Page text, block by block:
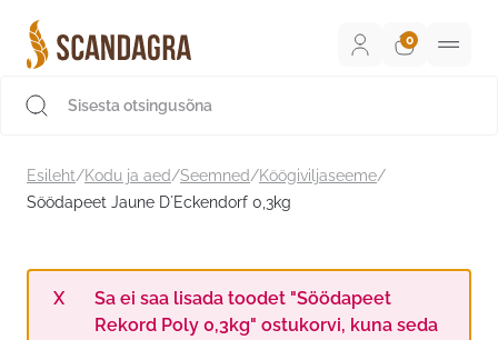
sisu
juurde
Esileht/Kodu ja aed/Seemned/Köögiviljaseeme/
Söödapeet Jaune D´Eckendorf 0,3kg
Sa ei saa lisada toodet "Söödapeet
Rekord Poly 0,3kg" ostukorvi, kuna seda